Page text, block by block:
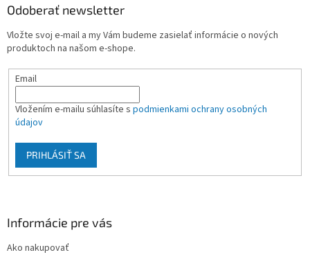
Odoberať newsletter
Vložte svoj e-mail a my Vám budeme zasielať informácie o nových
produktoch na našom e-shope.
Email
Vložením e-mailu súhlasíte s podmienkami ochrany osobných
údajov
PRIHLÁSIŤ SA
Informácie pre vás
Ako nakupovať